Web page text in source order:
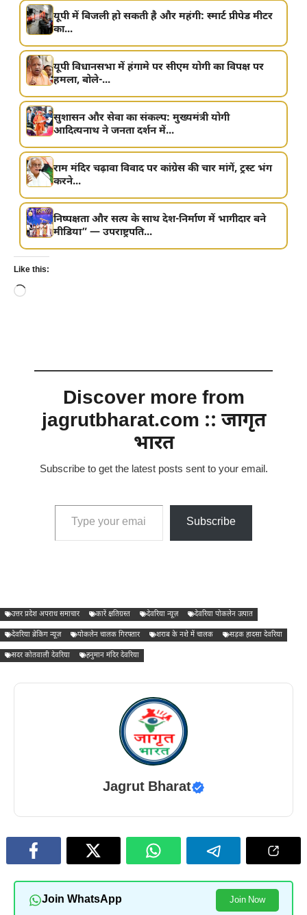
यूपी में बिजली हो सकती है और महंगी: स्मार्ट प्रीपेड मीटर
का...
यूपी विधानसभा में हंगामे पर सीएम योगी का विपक्ष पर
हमला, बोले-...
सुशासन और सेवा का संकल्प: मुख्यमंत्री योगी
आदित्यनाथ ने जनता दर्शन में...
राम मंदिर चढ़ावा विवाद पर कांग्रेस की चार मांगें, ट्रस्ट भंग
करने...
निष्पक्षता और सत्य के साथ देश-निर्माण में भागीदार बने
मीडिया” — उपराष्ट्रपति...
Like this:
Loading…
Discover more from
jagrutbharat.com :: जागृत
भारत
Subscribe to get the latest posts sent to your email.
Type your email…
Subscribe
उत्तर प्रदेश अपराध समाचार कारें क्षतिग्रस्त देवरिया न्यूज़ देवरिया पोकलेन उत्पात
देवरिया ब्रेकिंग न्यूज़ पोकलेन चालक गिरफ्तार शराब के नशे में चालक सड़क हादसा देवरिया
सदर कोतवाली देवरिया हनुमान मंदिर देवरिया
Jagrut Bharat
Join WhatsApp Join Now